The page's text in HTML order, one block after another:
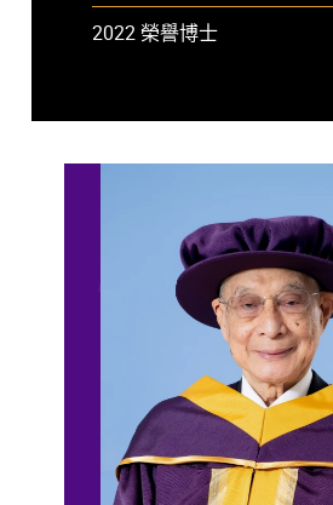
2022 榮譽博士